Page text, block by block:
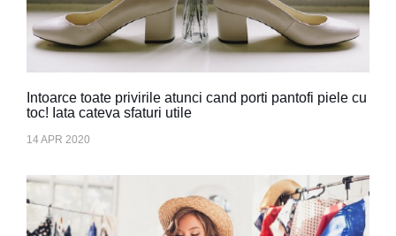
Intoarce toate privirile atunci cand porti pantofi piele cu
toc! Iata cateva sfaturi utile
14 APR 2020